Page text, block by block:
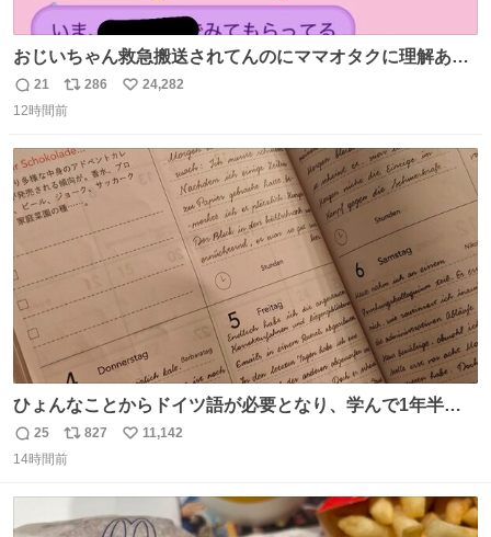
おじいちゃん救急搬送されてんのにママオタクに理解あっ
て不謹慎だけどウケる
返
信
21
リ
ポ
ト
数
286
い
数
24,282
12時間前
ひょんなことからドイツ語が必要となり、学んで1年半に
なる。 ちなみに最初の半年で『必携ドイツ文法総まとめ』
と『重要単語4000』を数十周して丸暗記した。読み書きに
Geminiの添削もエラーの指摘は激減し、上級の表現を教え
返
信
25
リ
ポ
827
い
数
11,142
14時間前